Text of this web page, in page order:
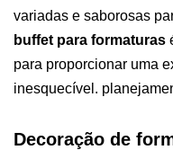
variadas e saborosas
buffet para formaturas
para proporcionar uma
inesquecível.
Decoração de